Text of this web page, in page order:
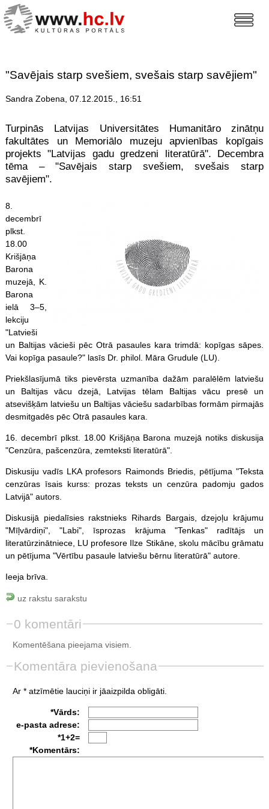
"Savējais starp svešiem, svešais starp savējiem"
Sandra Zobena, 07.12.2015., 16:51
Turpinās Latvijas Universitātes Humanitāro zinātņu
fakultātes un Memoriālo muzeju apvienības kopīgais
projekts "Latvijas gadu gredzeni literatūrā". Decembra
tēma – "Savējais starp svešiem, svešais starp
savējiem".
8.
decembrī
plkst.
18.00
Krišjāņa
Barona
muzejā, K.
Barona
ielā 3–5,
lekciju
"Latvieši
un Baltijas vācieši pēc Otrā pasaules kara trimdā: kopīgas sāpes.
Vai kopīga pasaule?" lasīs Dr. philol. Māra Grudule (LU).
Priekšlasījumā tiks pievērsta uzmanība dažām paralēlēm latviešu
un Baltijas vācu dzejā, Latvijas tēlam Baltijas vācu presē un
atsevišķām latviešu un Baltijas vāciešu sadarbības formām pirmajās
desmitgadēs pēc Otrā pasaules kara.
16. decembrī plkst. 18.00 Krišjāņa Barona muzejā notiks diskusija
"Cenzūra, pašcenzūra, zemteksti literatūrā".
Diskusiju vadīs LKA profesors Raimonds Briedis, pētījuma "Teksta
cenzūras īsais kurss: prozas teksts un cenzūra padomju gados
Latvijā" autors.
Diskusijā piedalīsies rakstnieks Rihards Bargais, dzejoļu krājumu
"Mīļvārdiņi", "Labi", īsprozas krājuma "Tenkas" radītājs un
literatūrzinātniece, LU profesore Ilze Stikāne, skolu mācību grāmatu
un pētījuma "Vērtību pasaule latviešu bērnu literatūrā" autore.
Ieeja brīva.
uz rakstu sarakstu
0 komentāri
Komentēšana pieejama visiem.
Komentāra pievienošana
Ar * atzīmētie lauciņi ir jāaizpilda obligāti.
*Vārds:
e-pasta adrese:
*1+2=
*Komentārs: